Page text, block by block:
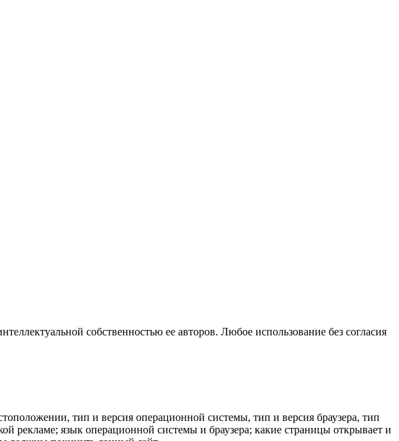
собственностью ее авторов. Любое использование без согласия
тип и версия операционной системы, тип и версия браузера, тип
рекламе; язык операционной системы и браузера; какие страницы открывает и